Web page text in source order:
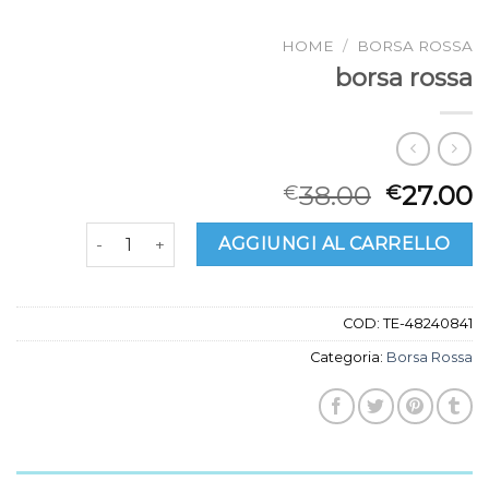
HOME / BORSA ROSSA
borsa rossa
€38.00 €27.00
borsa rossa quantitàAGGIUNGI AL CARRELLO
COD: TE-48240841
Categoria: Borsa Rossa